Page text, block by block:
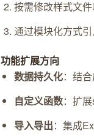
按需修改样式文
通过模块化方式
功能扩展方向
数据持久化：结
自定义函数：扩
导入导出：集成